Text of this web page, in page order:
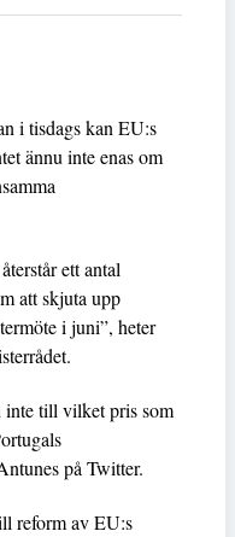
i tisdags kan EU:s
ännu inte enas om
ett antal
att skjuta upp
i juni”, heter
till vilket pris som
på Twitter.
reform av EU:s